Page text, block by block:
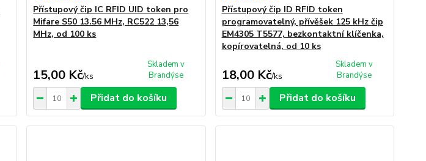
Přístupový čip IC RFID UID token pro
Mifare S50 13.56 MHz, RC522 13,56
MHz, od 100 ks
15,00 Kč/ks
Skladem v
Brandýse
Přidat do košíku
Přístupový čip ID RFID token
programovatelný, přívěšek 125 kHz čip
EM4305 T5577, bezkontaktní klíčenka,
kopírovatelná, od 10 ks
18,00 Kč/ks
Skladem v
Brandýse
Přidat do košíku